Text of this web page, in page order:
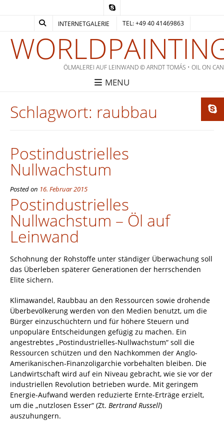
INTERNETGALERIE TEL: +49 40 41469863
ÖLMALEREI AUF LEINWAND © ARNDT TOMÁS • OIL ON
MENU
Schlagwort: raubbau
Postindustrielles
Nullwachstum
Posted on 16. Februar 2015
Postindustrielles
Nullwachstum – Öl auf
Leinwand
Schohnung der Rohstoffe unter ständiger Überwachung soll
das Überleben späterer Generationen der herrschenden
Elite sichern.
Klimawandel, Raubbau an den Ressourcen sowie drohende
Überbevölkerung werden von den Medien benutzt, um die
Bürger einzuschüchtern und für höhere Steuern und
unpopuläre Entscheidungen gefügig zu machen. Ein
angestrebtes „Postindustrielles-Nullwachstum“ soll die
Ressourcen schützen und den Nachkommen der Anglo-
Amerikanischen-Finanzoligarchie vorbehalten bleiben. Die
Landwirtschaft wird auf ein Niveau gebracht, wie sie vor der
industriellen Revolution betrieben wurde. Mit geringem
Energie-Aufwand werden reduzierte Ernte-Erträge erzielt,
um die „nutzlosen Esser“ (Zt. Bertrand Russell)
auszuhungern.